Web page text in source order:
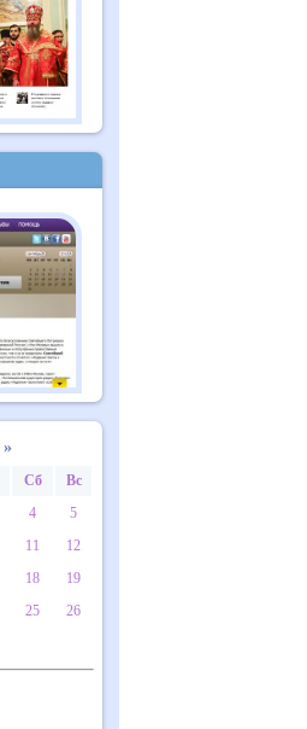
»
Сб
Вс
4
5
11
12
18
19
25
26